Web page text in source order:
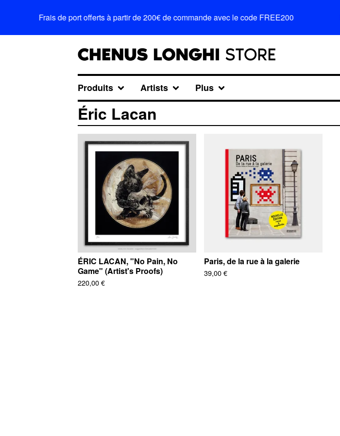
Frais de port offerts à partir de 200€ de commande avec le code FREE200
Produits Artists Plus
Éric Lacan
ÉRIC LACAN, "No Pain, No
Game" (Artist's Proofs)
220,00€
Paris, de la rue à la galerie
39,00€